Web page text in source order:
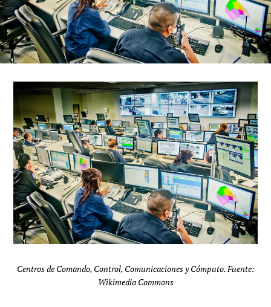
Centros de Comando, Control, Comunicaciones y Cómputo. Fuente:
Wikimedia Commons